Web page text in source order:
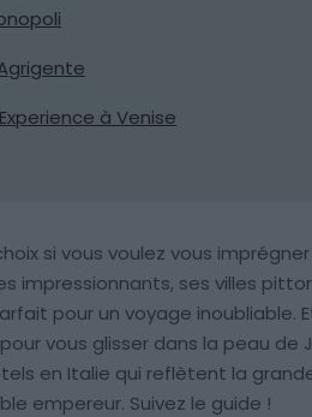
à Venise
si vous voulez vous
impressionnants, ses villes
pour un voyage inoubliable.
vous glisser dans la peau de
en Italie qui reflètent la
empereur. Suivez le guide !